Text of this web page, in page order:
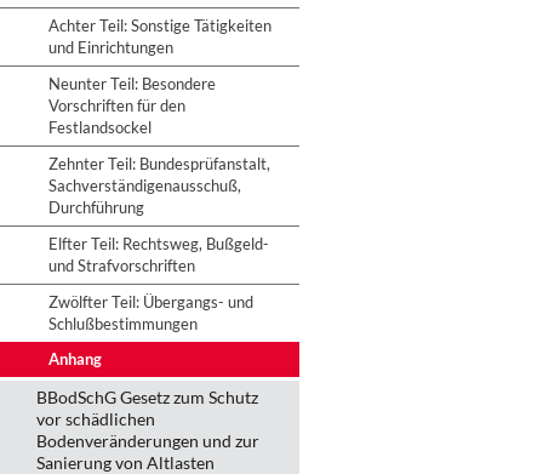
Achter Teil: Sonstige Tätigkeiten
und Einrichtungen
Neunter Teil: Besondere
Vorschriften für den
Festlandsockel
Zehnter Teil: Bundesprüfanstalt,
Sachverständigenausschuß,
Durchführung
Elfter Teil: Rechtsweg, Bußgeld-
und Strafvorschriften
Zwölfter Teil: Übergangs- und
Schlußbestimmungen
Anhang
BBodSchG Gesetz zum Schutz
vor schädlichen
Bodenveränderungen und zur
Sanierung von Altlasten